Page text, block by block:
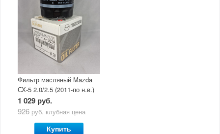
Фильтр масляный Mazda
СХ-5 2.0/2.5 (2011-по н.в.)
1 029 руб.
926 руб. клубная цена
Купить